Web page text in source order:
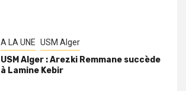
A LA UNE USM Alger
USM Alger : Arezki Remmane succède
à Lamine Kebir